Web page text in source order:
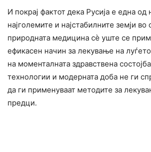
И покрај фактот дека Русија е една од
најголемите и најстабилните земји во
природната медицина сè уште се
ефикасен начин за лекување на
на моменталната здравствена
технологии и модерната доба не ги
да ги применуваат методите за
предци.